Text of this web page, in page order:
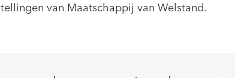
van Maatschappij van Welstand.